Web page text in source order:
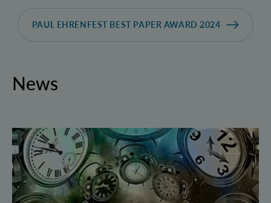
PAUL EHRENFEST BEST PAPER AWARD 2024
News
Geborgte Zeit: Forscher spulen Quantensysteme vor